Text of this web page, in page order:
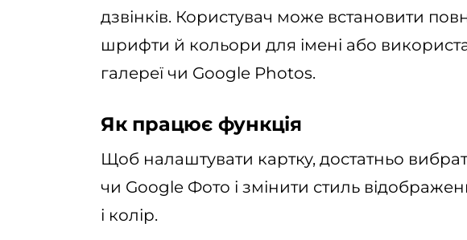
дзвінків. Користувач може встановити
шрифти й кольори для імені або
галереї чи Google Photos.
Як працює функція
Щоб налаштувати картку, достатньо
чи Google Фото і змінити стиль
і колір.